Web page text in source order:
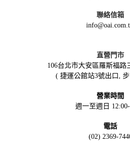
聯絡信箱
直營門市
106台北市大安區羅斯福路
( 捷運公館站3號出口,
營業時間
週一至週日
電話
(02) 2369-